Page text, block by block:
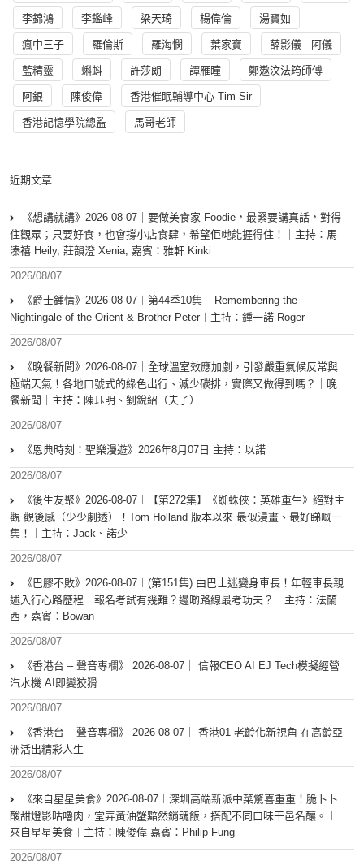
李錦鴻 李鑑峰 梁天琦 楊偉倫 湯寳如
瘋中三子 羅倫斯 羅海憫 葉家寶 薛影儀 - 阿儀
藍精靈 蝌蚪 許莎朗 譚雁瞳 鄭遨汶法筠師傅
阿銀 陳俊偉 香港催眠輔導中心 Tim Sir
香港記憶學院總監 馬哥老師
近期文章
《想講就講》2026-08-07｜要做美食家 Foodie，最緊要講真話，對得
住觀眾；只要好食，也會撐小店食肆，希望佢哋能捱得住！｜主持：馬
溱禧 Heily, 莊韻澄 Xenia, 嘉賓：雅軒 Kinki
2026/08/07
《爵士鍾情》2026-08-07︱第44季10集 – Remembering the
Nightingale of the Orient & Brother Peter︱主持：鍾一諾 Roger
2026/08/07
《晚餐新聞》2026-08-07｜全球溫室效應加劇，引發嚴重氣候反常與
極端天氣！各地口號式的綠色出行、減少碳排，實際又做得到嗎？｜晚
餐新聞｜主持：陳珏明、劉銳紹（夫子）
2026/08/07
《恩典時刻：聖樂漫遊》2026年8月07日 主持：以諾
2026/08/07
《後生友聚》2026-08-07︱【第272集】《蜘蛛俠：英雄重生》絕對主
觀 觀後感（少少劇透）！Tom Holland 版本以來 最似漫畫、最好睇嘅一
集！｜主持：Jack、諾少
2026/08/07
《巴膠不敗》2026-08-07︱(第151集) 由巴士迷變身車長！年輕車長親
述入行心路歷程｜報名考試有幾難？邊啲路線最考功夫？︱主持：法蘭
西，嘉賓︰Bowan
2026/08/07
《香港台 – 聲音專欄》 2026-08-07｜ 信報CEO AI EJ Tech模擬經營
汽水機 AI即變狡猾
2026/08/07
《香港台 – 聲音專欄》 2026-08-07｜ 香港01 老齡化新視角 在高齡亞
洲活出精彩人生
2026/08/07
《來自星星美食》2026-08-07︱深圳高端新派中菜驚喜重重！脆卜卜
酸甜燈影咕嚕肉，堂弄黃油蟹黯然銷魂飯，搭配不同口味干邑名釀。︱
來自星星美食︱主持：陳俊偉 嘉賓：Philip Fung
2026/08/07